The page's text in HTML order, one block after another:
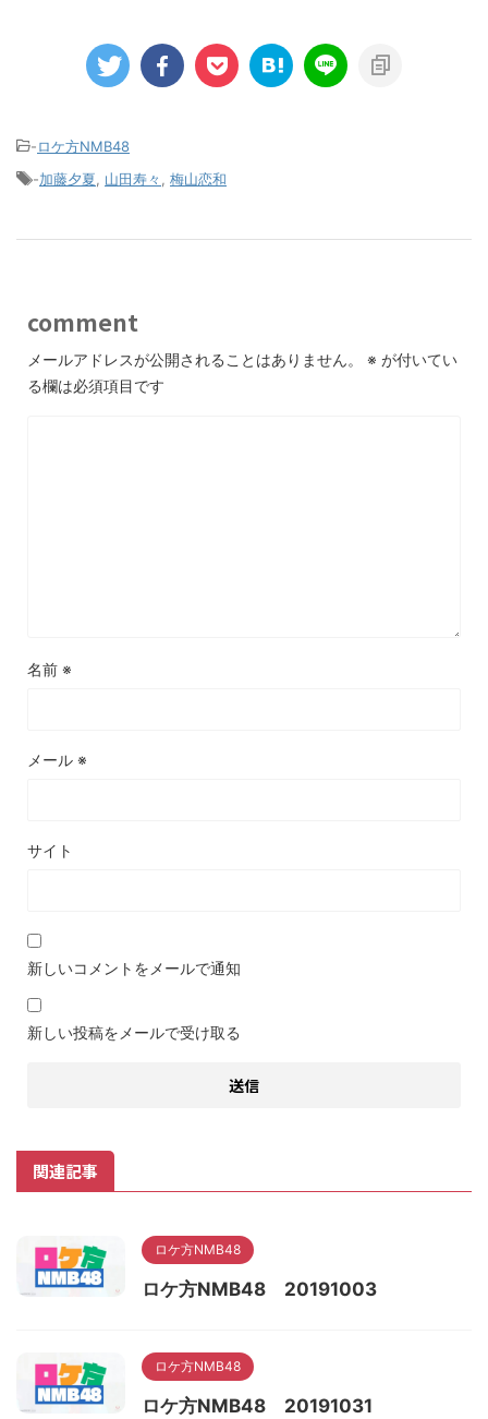
-ロケ方NMB48
-加藤夕夏 山田寿々 梅山恋和
comment
メールアドレスが公開されることはありません。 ※ が付いてい
る欄は必須項目です
名前 ※
メール ※
サイト
新しいコメントをメールで通知
新しい投稿をメールで受け取る
関連記事
ロケ方NMB48
ロケ方NMB48 20191003
ロケ方NMB48
ロケ方NMB48 20191031